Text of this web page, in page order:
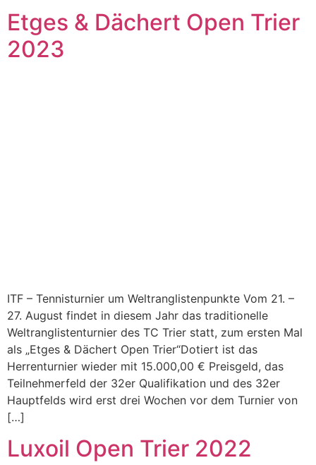
Etges & Dächert Open Trier
2023
ITF – Tennisturnier um Weltranglistenpunkte Vom 21. –
27. August findet in diesem Jahr das traditionelle
Weltranglistenturnier des TC Trier statt, zum ersten Mal
als „Etges & Dächert Open Trier“Dotiert ist das
Herrenturnier wieder mit 15.000,00 € Preisgeld, das
Teilnehmerfeld der 32er Qualifikation und des 32er
Hauptfelds wird erst drei Wochen vor dem Turnier von
[…]
Luxoil Open Trier 2022